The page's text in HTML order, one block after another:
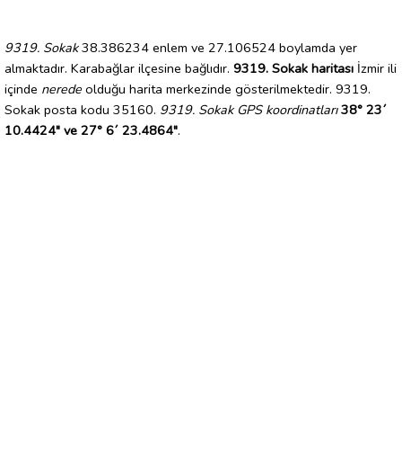
9319. Sokak38.386234 enlem ve 27.106524 boylamda yer
almaktadır. Karabağlar ilçesine bağlıdır. 9319. Sokak haritası İzmir ili
içinde nerede olduğu harita merkezinde gösterilmektedir. 9319.
Sokak posta kodu 35160. 9319. Sokak GPS koordinatları 38° 23´
10.4424" ve 27° 6´ 23.4864".